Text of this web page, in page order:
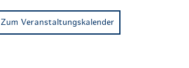
Zum Veranstaltungskalender